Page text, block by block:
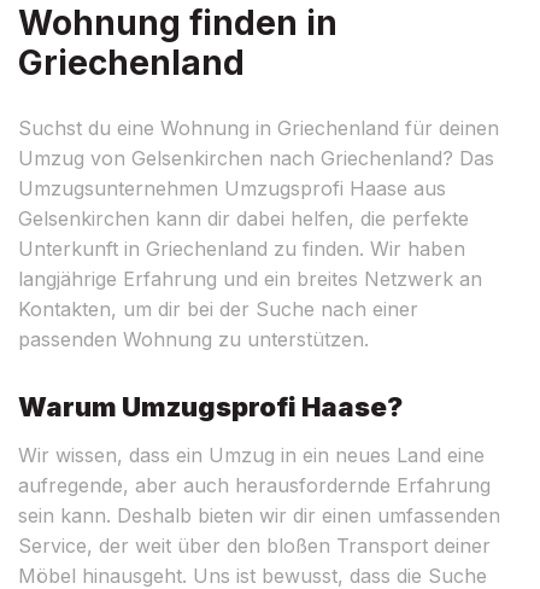
Wohnung finden in
Griechenland
Suchst du eine Wohnung in Griechenland für deinen
Umzug von Gelsenkirchen nach Griechenland? Das
Umzugsunternehmen Umzugsprofi Haase aus
Gelsenkirchen kann dir dabei helfen, die perfekte
Unterkunft in Griechenland zu finden. Wir haben
langjährige Erfahrung und ein breites Netzwerk an
Kontakten, um dir bei der Suche nach einer
passenden Wohnung zu unterstützen.
Warum Umzugsprofi Haase?
Wir wissen, dass ein Umzug in ein neues Land eine
aufregende, aber auch herausfordernde Erfahrung
sein kann. Deshalb bieten wir dir einen umfassenden
Service, der weit über den bloßen Transport deiner
Möbel hinausgeht. Uns ist bewusst, dass die Suche